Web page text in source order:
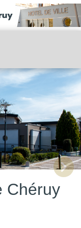
Chéruy
chevron_right
Next